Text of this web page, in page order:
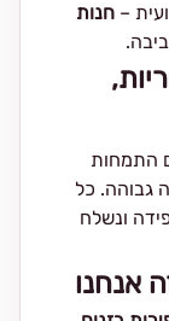
– חנות
התמחות
גבוהה. כל
ונשלח
אנחנו